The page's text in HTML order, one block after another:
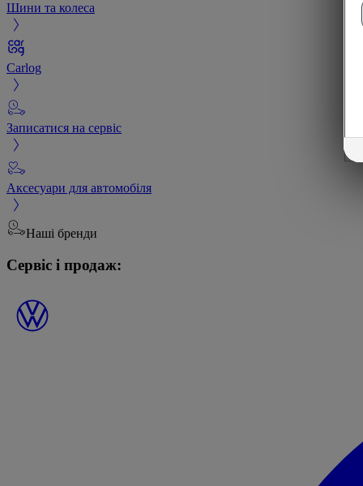
Шини та колеса
Carlog
Записатися на сервіс
Аксесуари для автомобіля
Наші бренди
Сервіс і продаж: